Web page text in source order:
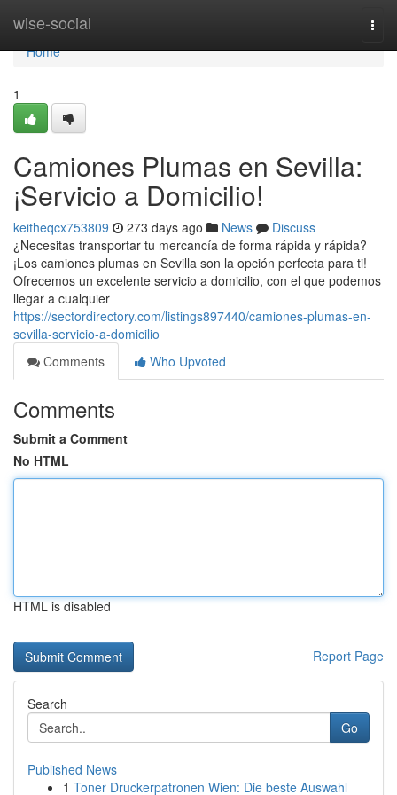
wise-social
Home
Home
1
Camiones Plumas en Sevilla:
¡Servicio a Domicilio!
keitheqcx753809 273 days ago News
Discuss
¿Necesitas transportar tu mercancía de forma rápida y rápida?
¡Los camiones plumas en Sevilla son la opción perfecta para ti!
Ofrecemos un excelente servicio a domicilio, con el que podemos
llegar a cualquier
https://sectordirectory.com/listings897440/camiones-plumas-en-
sevilla-servicio-a-domicilio
Comments
Who Upvoted
Comments
Submit a Comment
No HTML
HTML is disabled
Report Page
Search
Go
Published News
1 Toner Druckerpatronen Wien: Die beste Auswahl